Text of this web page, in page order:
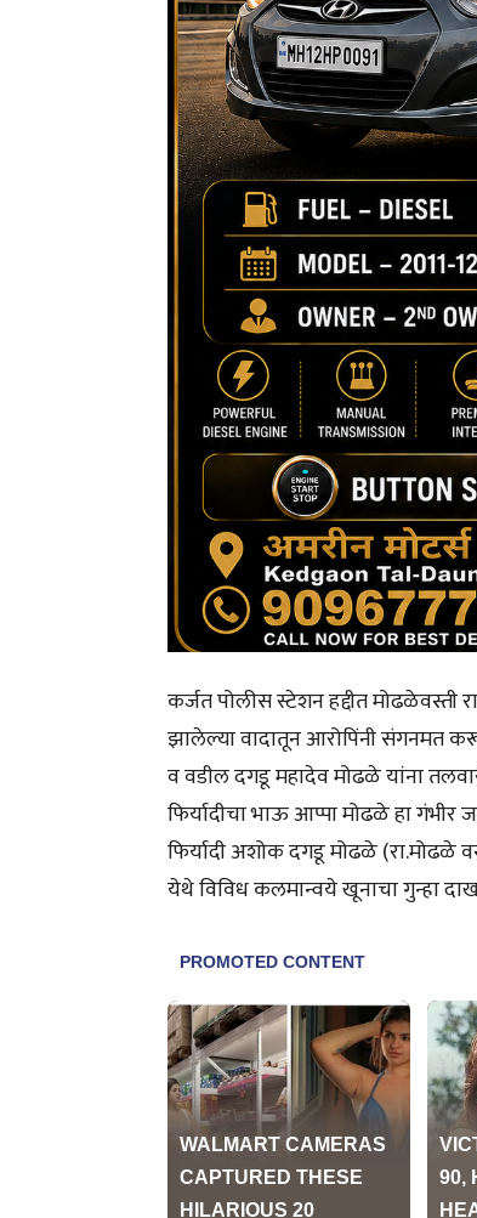
कर्जत पोलीस स्टेशन हद्दीत
झालेल्या वादातून आरोपिंनी संगनमत
व वडील दगडू महादेव मोढळे यांना
फिर्यादीचा भाऊ आप्पा मोढळे हा
फिर्यादी अशोक दगडू मोढळे (रा.मोढळे
येथे विविध कलमान्वये खूनाचा गुन्हा